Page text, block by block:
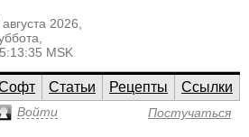
2026,
MSK
Статьи Рецепты
Ссылки
Войти Постучаться